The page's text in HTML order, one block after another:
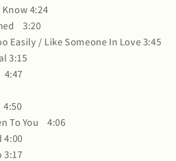
Know 4:24
3:20
Easily / Like Someone In Love 3:45
3:15
4:47
To You 4:06
4:00
3:17